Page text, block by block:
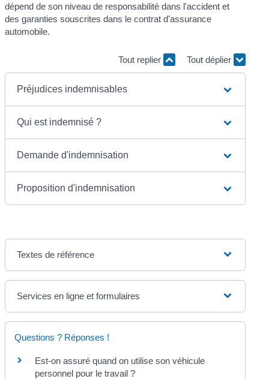
dépend de son niveau de responsabilité dans l'accident et
des garanties souscrites dans le contrat d'assurance
automobile.
Tout replier Tout déplier
Préjudices indemnisables
Qui est indemnisé ?
Demande d'indemnisation
Proposition d'indemnisation
Textes de référence
Services en ligne et formulaires
Questions ? Réponses !
Est-on assuré quand on utilise son véhicule
personnel pour le travail ?